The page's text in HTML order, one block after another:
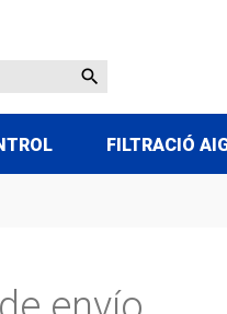

FILTRACIÓ